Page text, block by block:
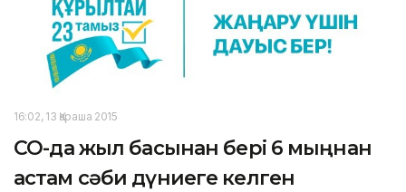
16:02, 13 Қараша 2015
СҚО-да жыл басынан бері 6 мыңнан
астам сәби дүниеге келген